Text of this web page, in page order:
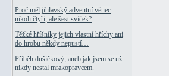
Proč měl jihlavský adventní věnec
nikoli čtyři, ale šest svíček?
Těžké hříšníky jejich vlastní hříchy ani
do hrobu někdy nepustí…
Příběh dušičkový, aneb jak jsem se už
nikdy nestal mrakopravcem.